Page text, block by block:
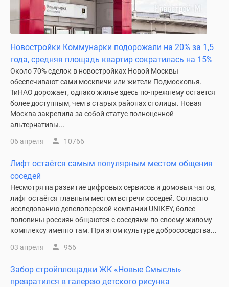
Новостройки Коммунарки подорожали на 20% за 1,5
года, средняя площадь квартир сократилась на 15%
Около 70% сделок в новостройках Новой Москвы
обеспечивают сами москвичи или жители Подмосковья.
ТиНАО дорожает, однако жилье здесь по-прежнему остается
более доступным, чем в старых районах столицы. Новая
Москва закрепила за собой статус полноценной
альтернативы...
06 апреля 10766
Лифт остаётся самым популярным местом общения
соседей
Несмотря на развитие цифровых сервисов и домовых чатов,
лифт остаётся главным местом встречи соседей. Согласно
исследованию девелоперской компании UNIKEY, более
половины россиян общаются с соседями по своему жилому
комплексу именно там. При этом культуре добрососедства...
03 апреля 956
Забор стройплощадки ЖК «Новые Смыслы»
превратился в галерею детского рисунка